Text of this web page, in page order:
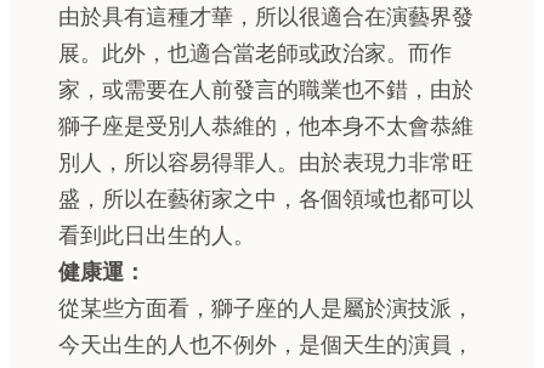
由於具有這種才華，所以很適合在演藝界發
展。此外，也適合當老師或政治家。而作
家，或需要在人前發言的職業也不錯，由於
獅子座是受別人恭維的，他本身不太會恭維
別人，所以容易得罪人。由於表現力非常旺
盛，所以在藝術家之中，各個領域也都可以
看到此日出生的人。
健康運：
從某些方面看，獅子座的人是屬於演技派，
今天出生的人也不例外，是個天生的演員，